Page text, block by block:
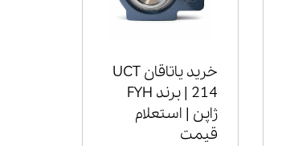
خرید یاتاقان UCT
214 | برند FYH
ژاپن | استعلام
قیمت